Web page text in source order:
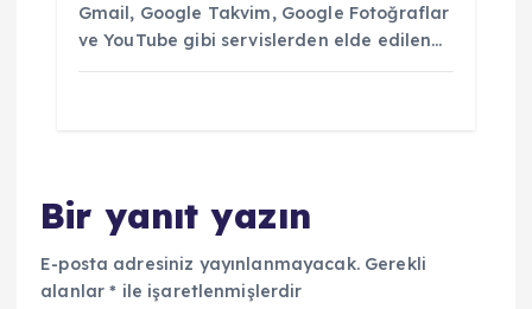
Gmail, Google Takvim, Google Fotoğraflar
ve YouTube gibi servislerden elde edilen…
Bir yanıt yazın
E-posta adresiniz yayınlanmayacak. Gerekli
alanlar* ile işaretlenmişlerdir